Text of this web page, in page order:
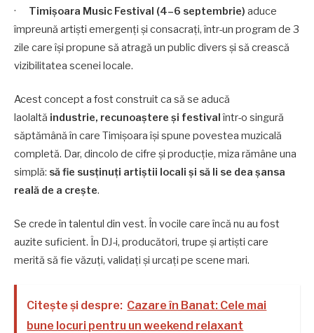
· Timișoara Music Festival (4–6 septembrie) aduce
împreună artiști emergenți și consacrați, într-un program de 3
zile care își propune să atragă un public divers și să crească
vizibilitatea scenei locale.
Acest concept a fost construit ca să se aducă
laolaltă industrie, recunoaștere și festivalîntr-o singură
săptămână în care Timișoara își spune povestea muzicală
completă. Dar, dincolo de cifre și producție, miza rămâne una
simplă: să fie susținuți artiștii locali și să li se dea șansa
reală de a crește.
Se crede în talentul din vest. În vocile care încă nu au fost
auzite suficient. În DJ-i, producători, trupe și artiști care
merită să fie văzuți, validați și urcați pe scene mari.
Citește și despre: Cazare în Banat: Cele mai
bune locuri pentru un weekend relaxant